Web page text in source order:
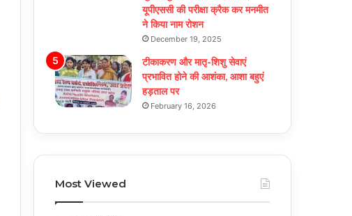
यूपीएससी की परीक्षा क्रैक कर मनमीत
ने किया नाम रोशन
December 19, 2025
टीकाकरण और मातृ-शिशु सेवाएं
प्रभावित होने की आशंका, आशा बहुएं
हड़ताल पर
February 16, 2026
Most Viewed